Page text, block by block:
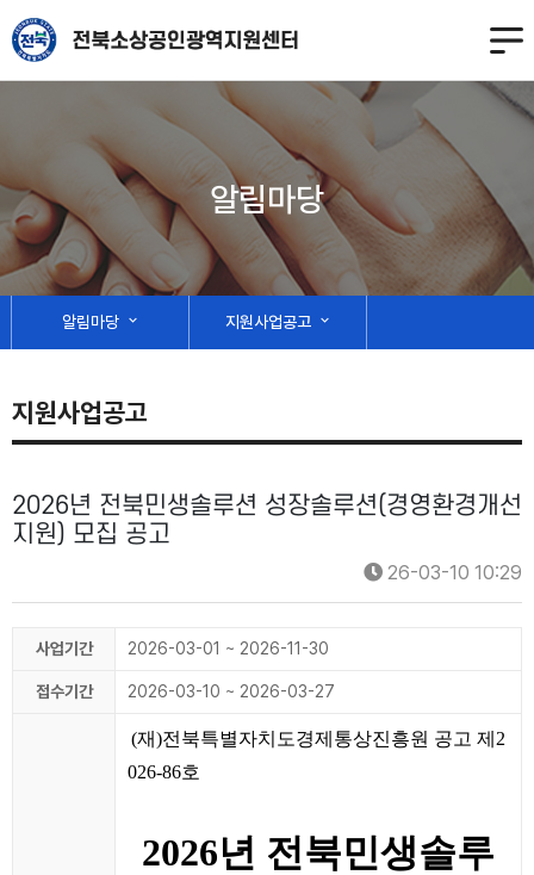
알림마당
알림마당 expand_more 지원사업공고 expand_more
지원사업공고
2026년 전북민생솔루션 성장솔루션(경영환경개선
지원) 모집 공고
26-03-10 10:29
사업기간 2026-03-01 ~ 2026-11-30
접수기간 2026-03-10 ~ 2026-03-27
(재)전북특별자치도경제통상진흥원 공고 제2
026-86호
2026년 전북민생솔루